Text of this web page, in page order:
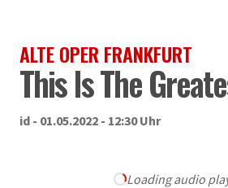
ALTE OPER FRANKFURT
This Is The
id - 01.05.2022 - 12:30 Uhr
Loading audio